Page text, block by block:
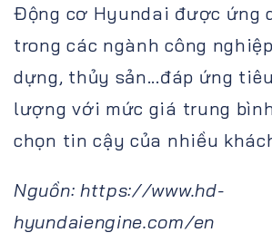
Động cơ Hyundai được ứng
trong các ngành công
dựng, thủy sản...đáp ứng
lượng với mức giá trung
chọn tin cậy của nhiều
Nguồn: https://www.hd-
hyundaiengine.com/en